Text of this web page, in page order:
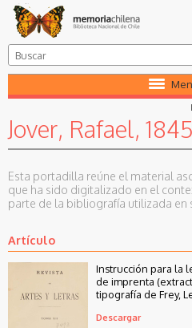
Jover, Rafael,
Esta portadilla reúne el material
que ha sido digitalizado en el
parte de la bibliografía utilizada en
Artículo
Instrucción para la
de imprenta
tipografía de Frey,
Descargar